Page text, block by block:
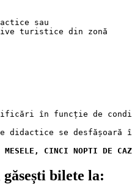
sau
turistice din zonă
în funcție de
MESELE, CINCI NOPTI DE
bilete la: